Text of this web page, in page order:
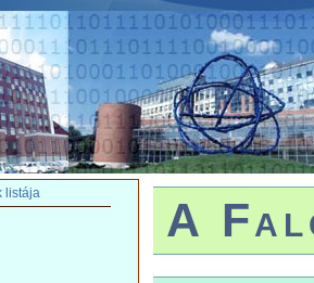
listája
A